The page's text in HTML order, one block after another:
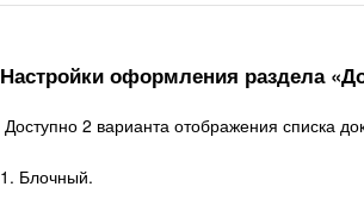
Настройки оформления раздела
Доступно 2 варианта отображения списка
1. Блочный.